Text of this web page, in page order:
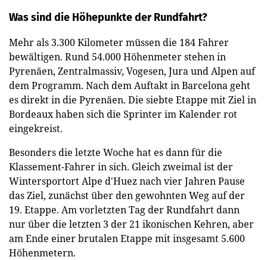
Was sind die Höhepunkte der Rundfahrt?
Mehr als 3.300 Kilometer müssen die 184 Fahrer
bewältigen. Rund 54.000 Höhenmeter stehen in
Pyrenäen, Zentralmassiv, Vogesen, Jura und Alpen auf
dem Programm. Nach dem Auftakt in Barcelona geht
es direkt in die Pyrenäen. Die siebte Etappe mit Ziel in
Bordeaux haben sich die Sprinter im Kalender rot
eingekreist.
Besonders die letzte Woche hat es dann für die
Klassement-Fahrer in sich. Gleich zweimal ist der
Wintersportort Alpe d'Huez nach vier Jahren Pause
das Ziel, zunächst über den gewohnten Weg auf der
19. Etappe. Am vorletzten Tag der Rundfahrt dann
nur über die letzten 3 der 21 ikonischen Kehren, aber
am Ende einer brutalen Etappe mit insgesamt 5.600
Höhenmetern.